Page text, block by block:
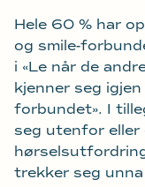
Hele 60 % har
og smile-
i «Le når de
kjenner seg
forbundet». I
seg utenfor eller
trekker seg